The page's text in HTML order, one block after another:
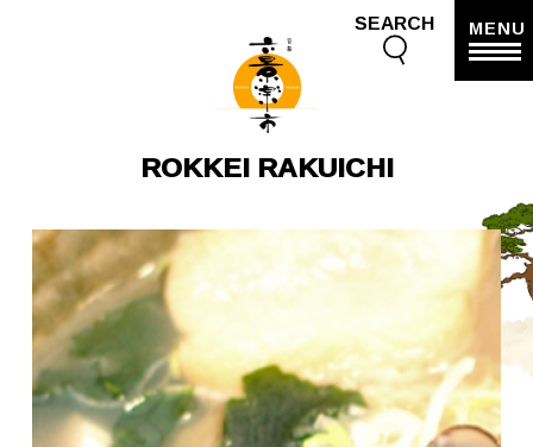
ROKKEI RAKUICHI
SEARCH MENU